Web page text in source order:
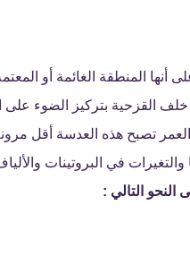
أنها المنطقة الغائمة أو
القزحية بتركيز الضوء على
تصبح هذه العدسة أقل
في البروتينات
التالي :